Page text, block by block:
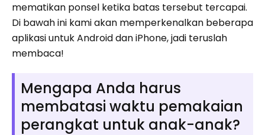
mematikan ponsel ketika batas tersebut tercapai.
Di bawah ini kami akan memperkenalkan beberapa
aplikasi untuk Android dan iPhone, jadi teruslah
membaca!
Mengapa Anda harus
membatasi waktu pemakaian
perangkat untuk anak-anak?